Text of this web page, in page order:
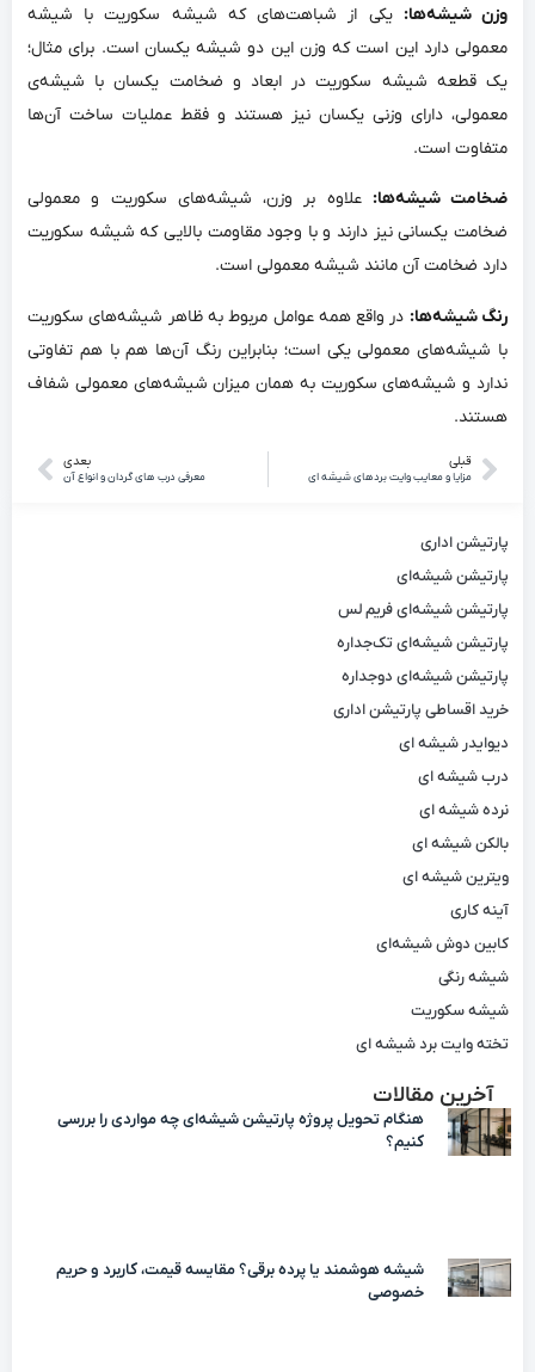
پارتیشن اداری
پارتیشن شیشه‌ای
پارتیشن شیشه‌ای فریم لس
پارتیشن شیشه‌ای تک‌جداره
پارتیشن شیشه‌ای دوجداره
خرید اقساطی پارتیشن اداری
دیوایدر شیشه ای
درب شیشه ای
نرده شیشه ای
بالکن شیشه ای
ویترین شیشه ای
آینه کاری
کابین دوش شیشه‌ای
شیشه رنگی
شیشه سکوریت
تخته وایت برد شیشه ای
آخرین مقالات
هنگام تحویل پروژه پارتیشن شیشه‌ای چه مواردی را بررسی
کنیم؟
شیشه هوشمند یا پرده برقی؟ مقایسه قیمت، کاربرد و حریم
خصوصی
وزن شیشه‌ها: یکی از شباهت‌های که شیشه سکوریت با شیشه
معمولی دارد این است که وزن این دو شیشه یکسان است. برای مثال؛
یک قطعه شیشه سکوریت در ابعاد و ضخامت یکسان با شیشه‌ی
معمولی، دارای وزنی یکسان نیز هستند و فقط عملیات ساخت آن‌ها
متفاوت است.
ضخامت شیشه‌ها: علاوه بر وزن، شیشه‌های سکوریت و معمولی
ضخامت یکسانی نیز دارند و با وجود مقاومت بالایی که شیشه سکوریت
دارد ضخامت آن مانند شیشه معمولی است.
رنگ شیشه‌ها: در واقع همه عوامل مربوط به ظاهر شیشه‌های سکوریت
با شیشه‌های معمولی یکی است؛ بنابراین رنگ آن‌ها هم با هم تفاوتی
ندارد و شیشه‌های سکوریت به همان میزان شیشه‌های معمولی شفاف
هستند.
قبلی
مزایا و معایب وایت بردهای شیشه ای
بعدی
معرفی درب های گردان و انواع آن